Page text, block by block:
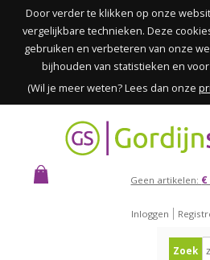
Door verder te klikken op onze
vergelijkbare technieken. Deze
gebruiken en verbeteren van onze
bijhouden van statistieken en
(Wil je meer weten? Lees dan onze
Geen artikelen: €
Inloggen
Zoek